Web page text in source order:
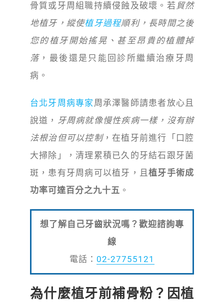
骨質或牙周組職持續侵蝕及破壞。若 貿然
地植牙，縱使植牙過程順利，長時間之後
您的植牙開始搖晃、甚至昂貴的植體掉
落 ，最後還是只能回診所繼續治療牙周
病。
台北牙周病專家 周承澤醫師請患者放心且
說道， 牙周病就像慢性疾病一樣，沒有辦
法根治但可以控制，在植牙前進行「口腔
大掃除」，清理累積已久的牙結石跟牙菌
斑，患有牙周病可以植牙，且植牙手術成
功率可達百分之九十五 。
想了解自己牙齒狀況嗎？歡迎諮詢專
線
電話： 02-27755121
為什麼植牙前補骨粉？因植